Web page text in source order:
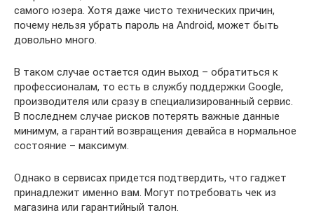
самого юзера. Хотя даже чисто технических причин,
почему нельзя убрать пароль на Аndroid, может быть
довольно много.
В таком случае остается один выход – обратиться к
профессионалам, то есть в службу поддержки Google,
производителя или сразу в специализированный сервис.
В последнем случае рисков потерять важные данные
минимум, а гарантий возвращения девайса в нормальное
состояние – максимум.
Однако в сервисах придется подтвердить, что гаджет
принадлежит именно вам. Могут потребовать чек из
магазина или гарантийный талон.